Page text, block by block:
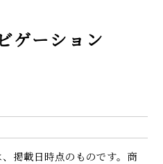
ゲーション
掲載日時点のものです。商